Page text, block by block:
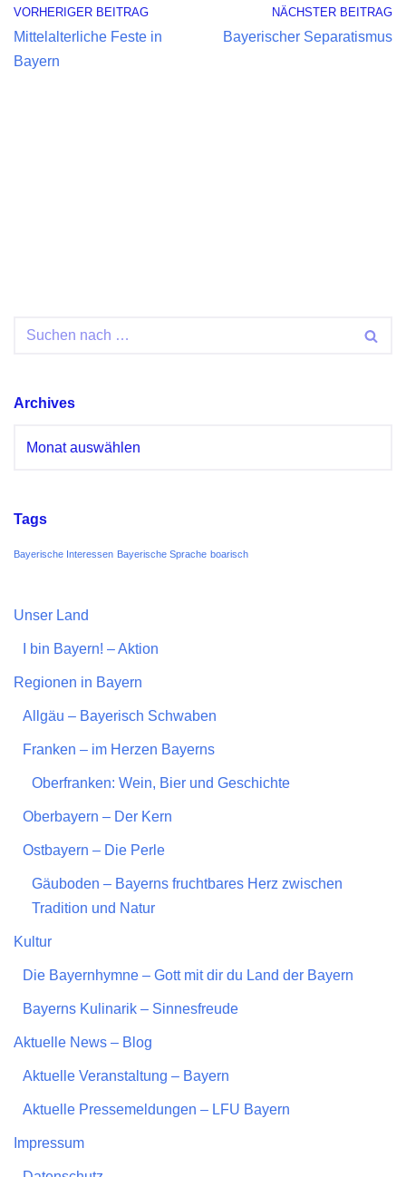
VORHERIGER BEITRAG
Mittelalterliche Feste in
Bayern
NÄCHSTER BEITRAG
Bayerischer Separatismus
Archives
Tags
Bayerische Interessen Bayerische Sprache boarisch
Unser Land
I bin Bayern! – Aktion
Regionen in Bayern
Allgäu – Bayerisch Schwaben
Franken – im Herzen Bayerns
Oberfranken: Wein, Bier und Geschichte
Oberbayern – Der Kern
Ostbayern – Die Perle
Gäuboden – Bayerns fruchtbares Herz zwischen
Tradition und Natur
Kultur
Die Bayernhymne – Gott mit dir du Land der Bayern
Bayerns Kulinarik – Sinnesfreude
Aktuelle News – Blog
Aktuelle Veranstaltung – Bayern
Aktuelle Pressemeldungen – LFU Bayern
Impressum